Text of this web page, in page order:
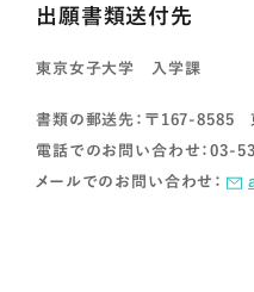
出願書類送付先
東京女子大学 入学課
書類の郵送先：〒167-8585
電話でのお問い合わせ：03-
メールでのお問い合わせ：